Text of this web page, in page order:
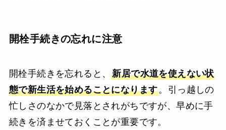
開栓手続きの忘れに注意
開栓手続きを忘れると、新居で水道を使えない状
態で新生活を始めることになります。引っ越しの
忙しさのなかで見落とされがちですが、早めに手
続きを済ませておくことが重要です。